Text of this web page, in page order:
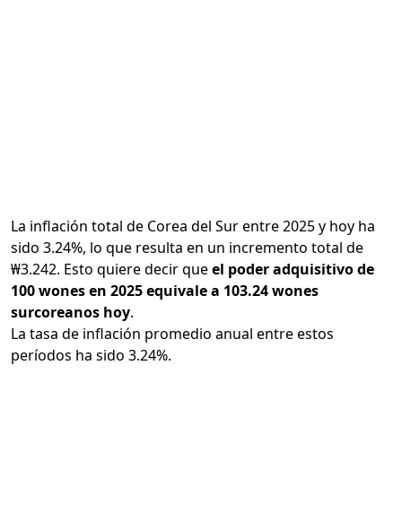
La inflación total de Corea del Sur entre 2025 y hoy ha
sido 3.24%, lo que resulta en un incremento total de
₩3.242. Esto quiere decir queel poder adquisitivo de
100 wones en 2025 equivale a 103.24 wones
surcoreanos hoy.
La tasa de inflación promedio anual entre estos
períodos ha sido 3.24%.